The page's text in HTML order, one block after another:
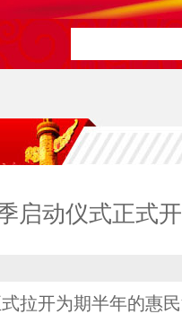
启动仪式正式
拉开为期半年的惠